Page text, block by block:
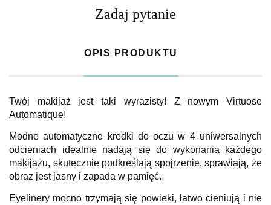
Zadaj pytanie
OPIS PRODUKTU
Twój makijaż jest taki wyrazisty! Z nowym Virtuose
Automatique!
Modne automatyczne kredki do oczu w 4 uniwersalnych
odcieniach idealnie nadają się do wykonania każdego
makijażu, skutecznie podkreślają spojrzenie, sprawiają, że
obraz jest jasny i zapada w pamięć.
Eyelinery mocno trzymają się powieki, łatwo cieniują i nie